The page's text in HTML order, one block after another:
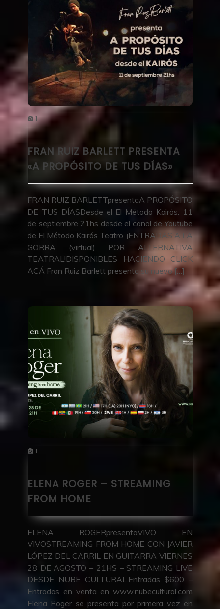
1
FRAN RUIZ BARLETT PRESENTA
«A PROPÓSITO DE TUS DÍAS»
FRAN RUIZ BARLETTpresentaA PROPÓSITO
DE TUS DÍASDesde el El Método Kairós. 11
de septiembre 21hs desde el canal de Youtube
de El Método Kairós Teatro. ¡ENTRADAS A LA
GORRA (virtual) POR ALTERNATIVA
TEATRAL!DISPONIBLES HACIENDO CLICK
ACÁ Fran Ruiz Barlett presenta su nuevo […]
1
ELENA ROGER – STREAMING
FROM HOME
ELENA ROGERpresentaVIVO EN
VIVOSTREAMING FROM HOME CON JAVIER
LÓPEZ DEL CARRIL EN GUITARRA VIERNES
28 DE AGOSTO – 21HS – STREAMING LIVE
DESDE NUBE CULTURAL.Entradas $600 –
Entradas en venta en www.nubecultural.com
Elena Roger se presenta por primera vez en